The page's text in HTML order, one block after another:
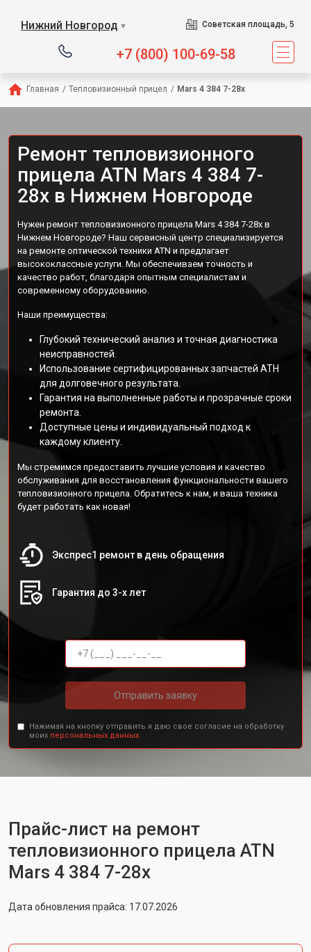
Нижний Новгород ▼ Советская площадь, 5
+7 (800) 100-69-58
Главная / Тепловизионный прицел / Mars 4 384 7-28x
Ремонт тепловизионного
прицела ATN Mars 4 384 7-
28x в Нижнем Новгороде
Нужен ремонт тепловизионного прицела Mars 4 384 7-28x в
Нижнем Новгороде? Наш сервисный центр специализируется
на ремонте оптической техники ATN и предлагает
высококлассные услуги. Мы обеспечиваем точность и
качество работ, благодаря опытным специалистам и
современному оборудованию.
Наши преимущества:
Глубокий технический анализ и точная диагностика
неисправностей.
Использование сертифицированных запчастей АТН
для долговечного результата.
Гарантия на выполненные работы и прозрачные сроки
ремонта.
Доступные цены и индивидуальный подход к
каждому клиенту.
Мы стремимся предоставить лучшие условия и качество
обслуживания для восстановления функциональности вашего
тепловизионного прицела. Обратитесь к нам, и ваша техника
будет работать как новая!
Экспрес1 ремонт в день обращения
Гарантия до 3-х лет
Отправить заявку
Нажимая на кнопку отправить я даю свое согласие на обработку
моих персональных данных.
Прайс-лист на ремонт
тепловизионного прицела ATN
Mars 4 384 7-28x
Дата обновления прайса: 17.07.2026